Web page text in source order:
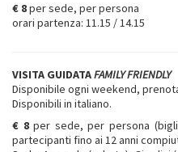
€ 8per sede, per persona
orari partenza: 11.15 / 14.15
VISITA GUIDATAFAMILY FRIENDLY
Disponibile ogni weekend,
Disponibili in italiano.
€ 8per sede, per persona
partecipanti fino ai 12 anni